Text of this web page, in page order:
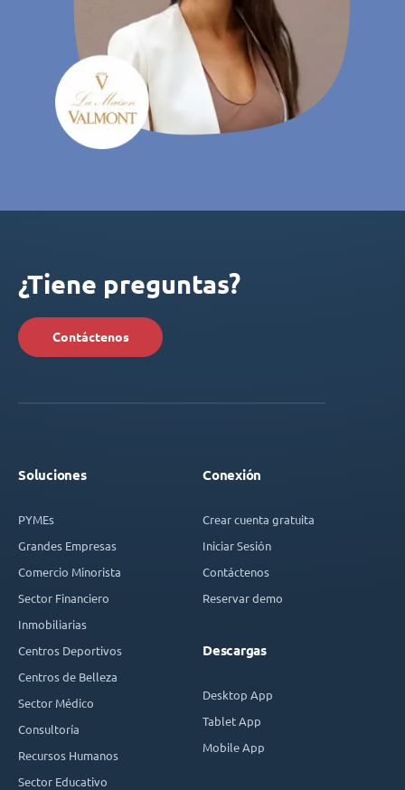
¿Tiene preguntas?
Contáctenos
Soluciones
PYMEs
Grandes Empresas
Comercio Minorista
Sector Financiero
Inmobiliarias
Centros Deportivos
Centros de Belleza
Sector Médico
Consultoría
Recursos Humanos
Sector Educativo
Conexión
Crear cuenta gratuita
Iniciar Sesión
Contáctenos
Reservar demo
Descargas
Desktop App
Tablet App
Mobile App